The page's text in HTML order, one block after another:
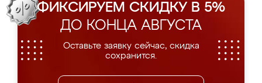
ФИКСИРУЕМ СКИДКУ В 5%
ДО КОНЦА АВГУСТА
Оставьте заявку сейчас, скидка
сохранится.